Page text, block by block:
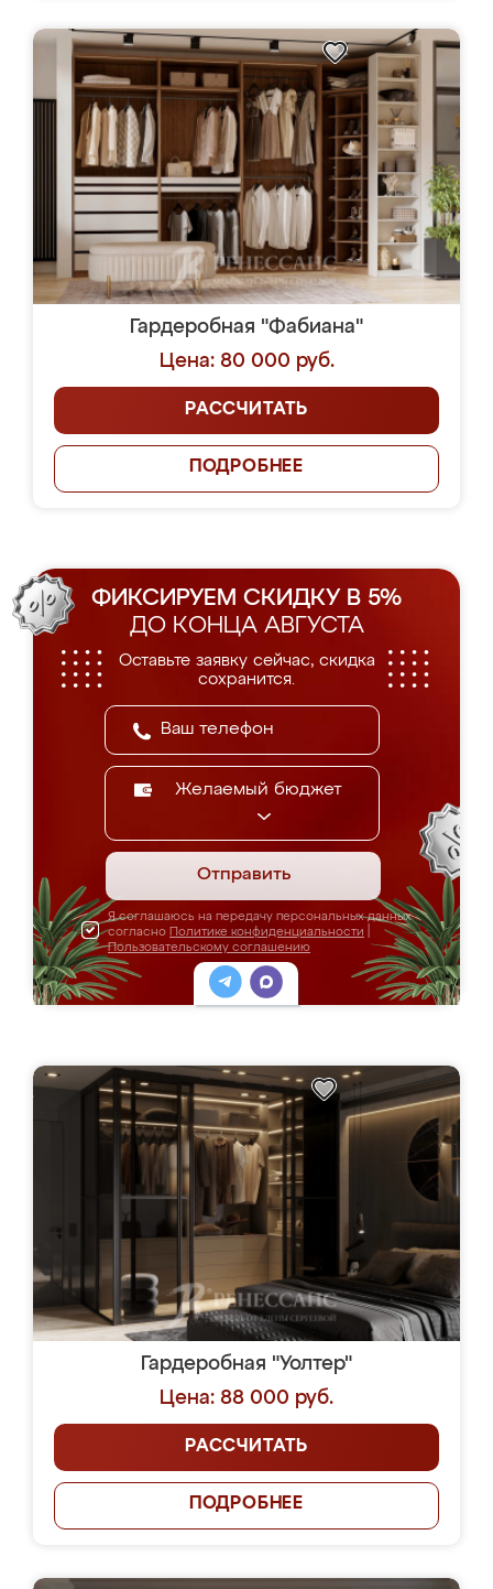
Гардеробная "Фабиана"
Цена: 80 000 руб.
РАССЧИТАТЬ
ПОДРОБНЕЕ
ФИКСИРУЕМ СКИДКУ В 5%
ДО КОНЦА АВГУСТА
Оставьте заявку сейчас, скидка
сохранится.
Желаемый бюджет
Отправить
Я соглашаюсь на передачу персональных данных
согласно Политике конфиденциальности
Пользовательскому соглашению
Гардеробная "Уолтер"
Цена: 88 000 руб.
РАССЧИТАТЬ
ПОДРОБНЕЕ